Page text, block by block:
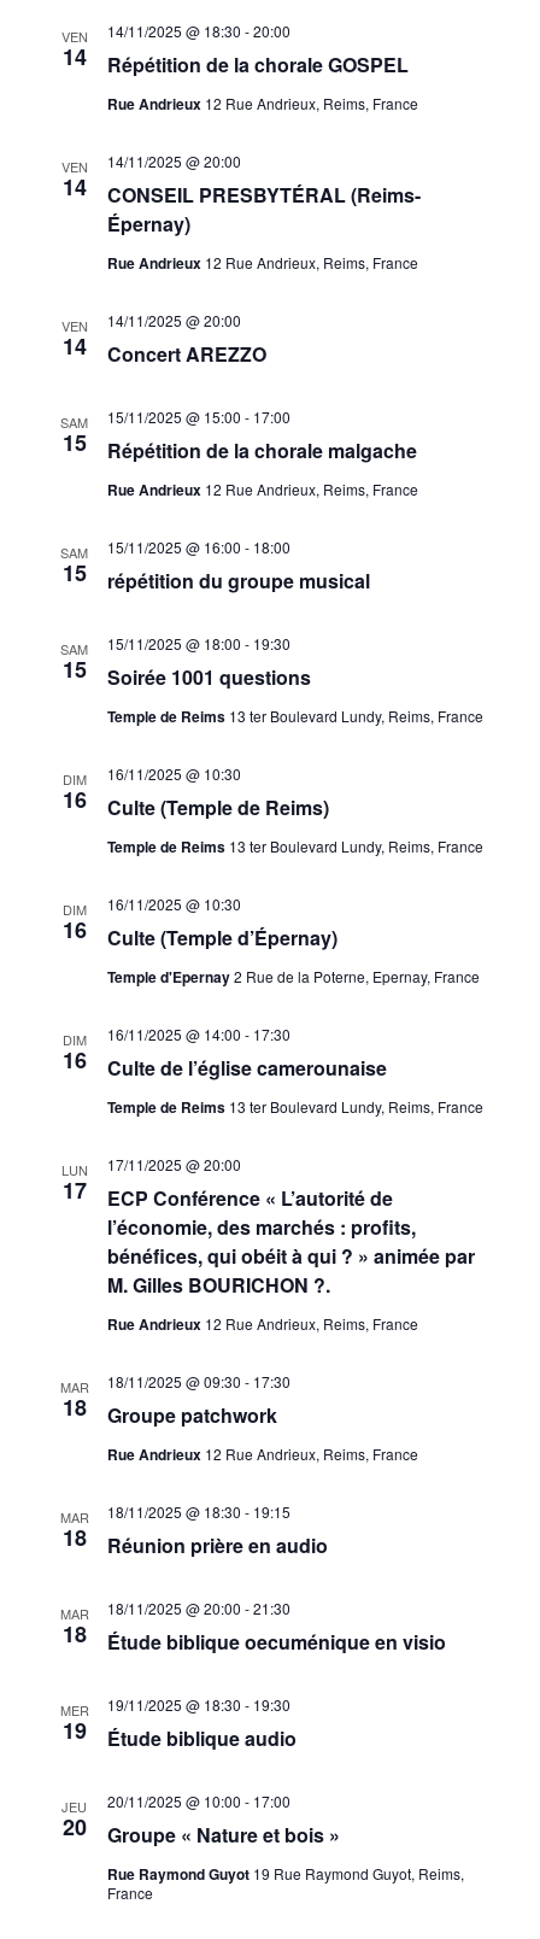
VEN
14 Répétition de la chorale GOSPEL
14/11/2025 @ 18:30 -20:00
Rue Andrieux 12 Rue Andrieux, Reims, France
VEN
14
CONSEIL PRESBYTÉRAL (Reims-
Épernay)
14/11/2025 @ 20:00
Rue Andrieux 12 Rue Andrieux, Reims, France
VEN
14 Concert AREZZO
14/11/2025 @ 20:00
SAM
15 Répétition de la chorale malgache
15/11/2025 @ 15:00 - 17:00
Rue Andrieux 12 Rue Andrieux, Reims, France
SAM
15 répétition du groupe musical
15/11/2025 @ 16:00 - 18:00
SAM
15 Soirée 1001 questions
15/11/2025 @ 18:00 - 19:30
Temple de Reims 13 ter Boulevard Lundy, Reims, France
DIM
16 Culte (Temple de Reims)
16/11/2025 @ 10:30
Temple de Reims 13 ter Boulevard Lundy, Reims, France
DIM
16 Culte (Temple d’Épernay)
16/11/2025 @ 10:30
Temple d'Epernay2 Rue de la Poterne, Epernay, France
DIM
16 Culte de l’église camerounaise
16/11/2025 @ 14:00 - 17:30
Temple de Reims 13 ter Boulevard Lundy, Reims, France
LUN
17
ECP Conférence « L’autorité de
l’économie, des marchés : profits,
bénéfices, qui obéit à qui ? » animée par
M. Gilles BOURICHON ?.
17/11/2025 @ 20:00
Rue Andrieux 12 Rue Andrieux, Reims, France
MAR
18 Groupe patchwork
18/11/2025 @ 09:30 - 17:30
Rue Andrieux 12 Rue Andrieux, Reims, France
MAR
18 Réunion prière en audio
18/11/2025 @ 18:30 - 19:15
MAR
18 Étude biblique oecuménique en visio
18/11/2025 @ 20:00 -21:30
MER
19 Étude biblique audio
19/11/2025 @ 18:30 - 19:30
JEU
20 Groupe « Nature et bois »
20/11/2025 @ 10:00 - 17:00
Rue Raymond Guyot 19 Rue Raymond Guyot, Reims,
France